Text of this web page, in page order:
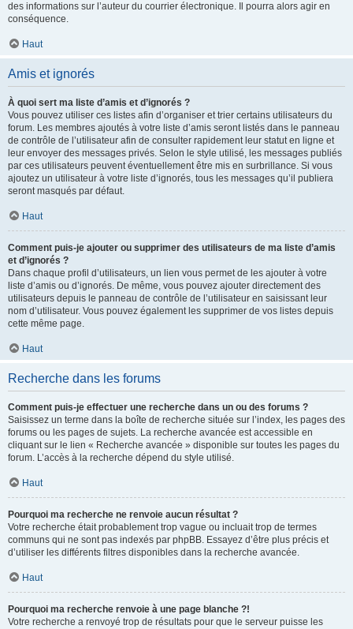
des informations sur l’auteur du courrier électronique. Il pourra alors agir en
conséquence.
Haut
Amis et ignorés
À quoi sert ma liste d’amis et d’ignorés ?
Vous pouvez utiliser ces listes afin d’organiser et trier certains utilisateurs du
forum. Les membres ajoutés à votre liste d’amis seront listés dans le panneau
de contrôle de l’utilisateur afin de consulter rapidement leur statut en ligne et
leur envoyer des messages privés. Selon le style utilisé, les messages publiés
par ces utilisateurs peuvent éventuellement être mis en surbrillance. Si vous
ajoutez un utilisateur à votre liste d’ignorés, tous les messages qu’il publiera
seront masqués par défaut.
Haut
Comment puis-je ajouter ou supprimer des utilisateurs de ma liste d’amis
et d’ignorés ?
Dans chaque profil d’utilisateurs, un lien vous permet de les ajouter à votre
liste d’amis ou d’ignorés. De même, vous pouvez ajouter directement des
utilisateurs depuis le panneau de contrôle de l’utilisateur en saisissant leur
nom d’utilisateur. Vous pouvez également les supprimer de vos listes depuis
cette même page.
Haut
Recherche dans les forums
Comment puis-je effectuer une recherche dans un ou des forums ?
Saisissez un terme dans la boîte de recherche située sur l’index, les pages des
forums ou les pages de sujets. La recherche avancée est accessible en
cliquant sur le lien « Recherche avancée » disponible sur toutes les pages du
forum. L’accès à la recherche dépend du style utilisé.
Haut
Pourquoi ma recherche ne renvoie aucun résultat ?
Votre recherche était probablement trop vague ou incluait trop de termes
communs qui ne sont pas indexés par phpBB. Essayez d’être plus précis et
d’utiliser les différents filtres disponibles dans la recherche avancée.
Haut
Pourquoi ma recherche renvoie à une page blanche ?!
Votre recherche a renvoyé trop de résultats pour que le serveur puisse les